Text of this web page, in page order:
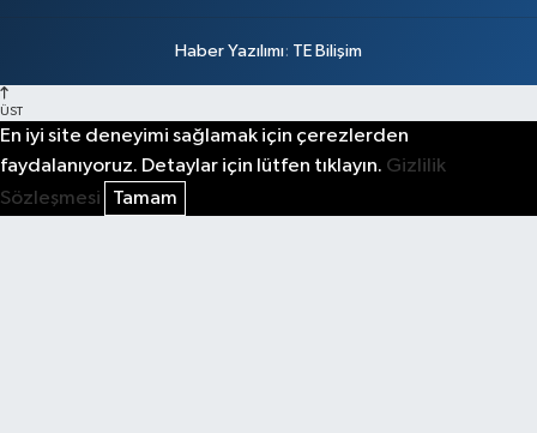
Haber Yazılımı: TE Bilişim
ÜST
En iyi site deneyimi sağlamak için çerezlerden
faydalanıyoruz. Detaylar için lütfen tıklayın. Gizlilik
Sözleşmesi
Tamam